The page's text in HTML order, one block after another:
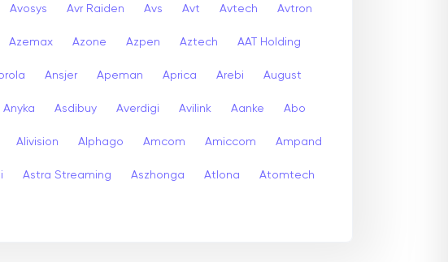
Avosys Avr Raiden Avs Avt Avtech Avtron
Azemax Azone Azpen Aztech AAT Holding
Ansjer Apeman Aprica Arebi August
Anyka Asdibuy Averdigi Avilink Aanke Abo
Alivision Alphago Amcom Amiccom Ampand
Astra Streaming Aszhonga Atlona Atomtech